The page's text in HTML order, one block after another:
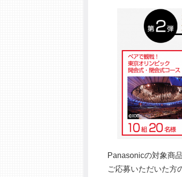
Panasonicの対象商
ご応募いただいた方